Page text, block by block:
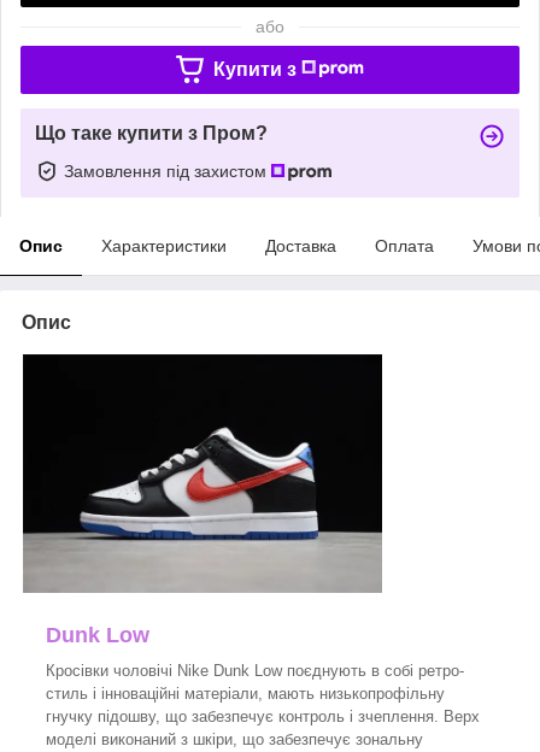
або
Купити з
Що таке купити з Пром?
Замовлення під захистом
Опис Характеристики Доставка Оплата Умови
Опис
Dunk Low
Кросівки чоловічі Nike Dunk Low поєднують в собі ретро-
стиль і інноваційні матеріали, мають низькопрофільну
гнучку підошву, що забезпечує контроль і зчеплення. Верх
моделі виконаний з шкіри, що забезпечує зональну